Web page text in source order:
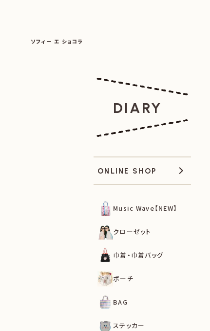
ソフィー エ ショコラ
||
DIARY
ONLINE SHOP
Music Wave【NEW】
クローゼット
巾着・巾着バッグ
ポーチ
BAG
ステッカー